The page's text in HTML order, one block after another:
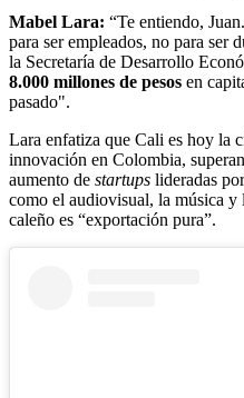
Mabel Lara: “Te entiendo,
para ser empleados, no para ser
la Secretaría de Desarrollo
8.000 millones de pesos en
pasado".
Lara enfatiza que Cali es hoy la
innovación en Colombia,
aumento de startups lideradas
como el audiovisual, la música y
caleño es “exportación pura”.